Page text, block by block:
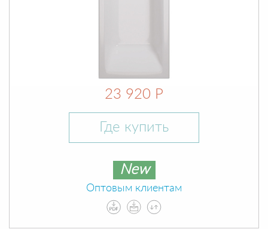
23 920 Р
Где купить
New
Оптовым клиентам